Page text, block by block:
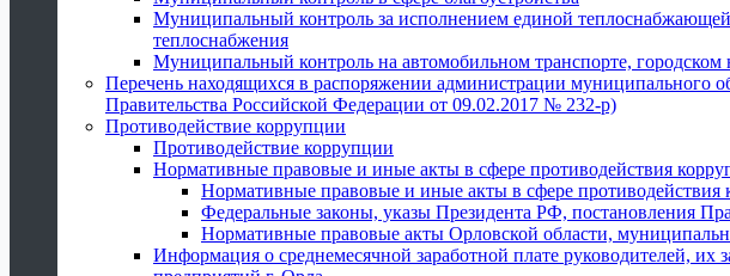
Муниципальный контроль за исполнением единой теплоснабжающей
теплоснабжения
Муниципальный контроль на автомобильном транспорте, городском
Перечень находящихся в распоряжении администрации муниципального
Правительства Российской Федерации от 09.02.2017 № 232-р)
Противодействие коррупции
Противодействие коррупции
Нормативные правовые и иные акты в сфере противодействия
Нормативные правовые и иные акты в сфере противодействия
Федеральные законы, указы Президента РФ, постановления
Нормативные правовые акты Орловской области,
Информация о среднемесячной заработной плате руководителей,